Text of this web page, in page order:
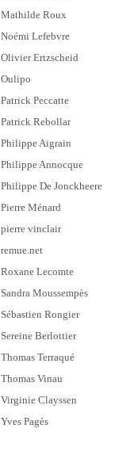
Mathilde Roux
Noémi Lefebvre
Olivier Ertzscheid
Oulipo
Patrick Peccatte
Patrick Rebollar
Philippe Aigrain
Philippe Annocque
Philippe De Jonckheere
Pierre Ménard
pierre vinclair
remue.net
Roxane Lecomte
Sandra Moussempès
Sébastien Rongier
Sereine Berlottier
Thomas Terraqué
Thomas Vinau
Virginie Clayssen
Yves Pagès